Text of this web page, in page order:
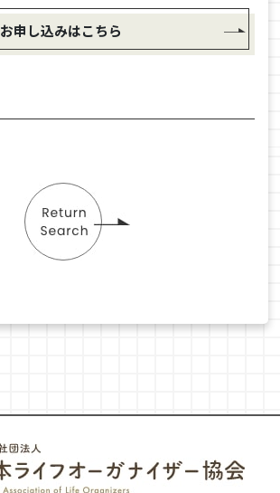
お申し込みはこちら